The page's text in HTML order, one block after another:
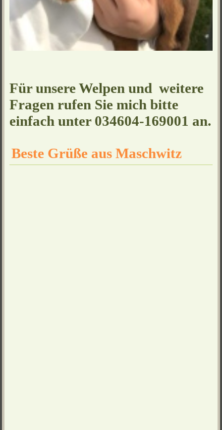
Für unsere Welpen und weitere
Fragen rufen Sie mich bitte
einfach unter 034604-169001 an.
Beste Grüße aus Maschwitz